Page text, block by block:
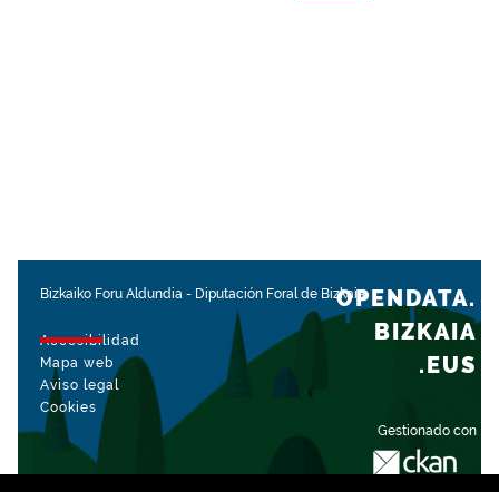
Bizkaiko Foru Aldundia - Diputación Foral de Bizkaia
Accesibilidad
Mapa web
Aviso legal
Cookies
Gestionado con
OPENDATA.
BIZKAIA
.EUS